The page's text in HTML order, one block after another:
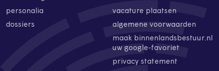
personalia
dossiers
vacature plaatsen
algemene voorwaarden
maak binnenlandsbestuur.nl
uw google-favoriet
privacy statement